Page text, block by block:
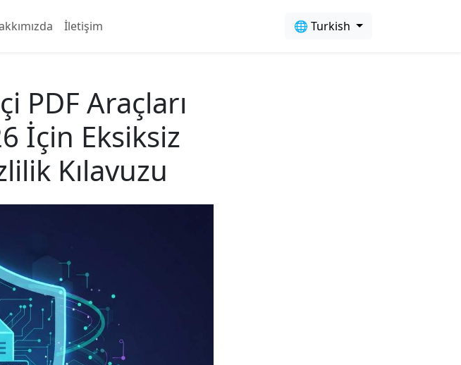
İletişim 🌐 Turkish
PDF Araçları
İçin Eksiksiz
Kılavuzu